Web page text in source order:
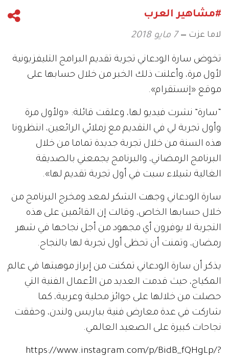
#مشاهير العرب
لاما عزت 7 مايو 2018
تخوض سارة الودعاني تجربة تقديم البرامج التليفزيونية
لأول مرة، وأعلنت ذلك الخبر من خلال حسابها على
موقع «إنستقرام».
“سارة” نشرت فيديو لها، وعلقت قائلة: «ولأول مرة
وأول تجربة لي في التقديم مع زملائي الرائعين، انتظرونا
هذه السنة من خلال تجربة جديدة تماما من خلال
البرنامج الرمضاني، والبرنامج يجمعني بالصديقة
الغالية شيلاء سبت في أول تجربة تقديم لها».
سارة الودعاني وجهت الشكر لمعد ومخرج البرنامج من
خلال حسابها الخاص، وقالت إن القائمين على هذه
التجربة لا يوفرون أي مجهود من أجل نجاحها في شهر
رمضان، وتمنت أن تحظى أول تجربة لها بالنجاح.
يذكر أن سارة الودعاني تمكنت من إبراز موهبتها في عالم
المكياج، حيث قدمت العديد من الأعمال الفنية التي
حصلت من خلالها على جوائز محلية وعربية، كما
شاركت في عدة معارض فنية بباريس ولندن، وحققت
نجاحات كبيرة على الصعيد العالمي.
https://www.instagram.com/p/BidB_fQHgLp/?